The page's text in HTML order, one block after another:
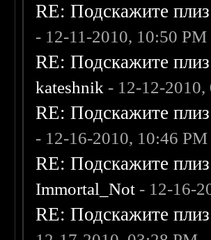
RE: Подскажите
- 12-11-2010, 10:50 PM
RE: Подскажите
kateshnik - 12-12-
RE: Подскажите
- 12-16-2010, 10:46 PM
RE: Подскажите
Immortal_Not - 12-16-
RE: Подскажите